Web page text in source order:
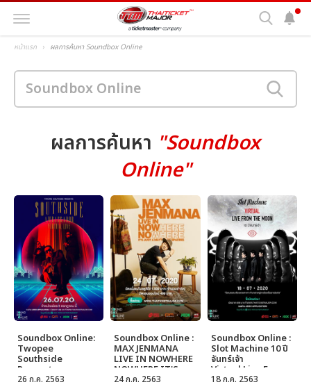
หน้าแรก ผลการค้นหา Soundbox Online
ผลการค้นหา "Soundbox
Online"
Soundbox Online:
Twopee
Southside
Presents
''SouthSide
26 ก.ค. 2563
Soundbox Online :
MAX JENMANA
LIVE IN NOWHERE
NOWHERE IT'S
JUST A MATTER OF
24 ก.ค. 2563
Soundbox Online :
Slot Machine 10 ปี
จันทร์เจ้า
Virtual Live From
The Moon
18 ก.ค. 2563